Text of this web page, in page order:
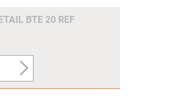
BTE 20 REF